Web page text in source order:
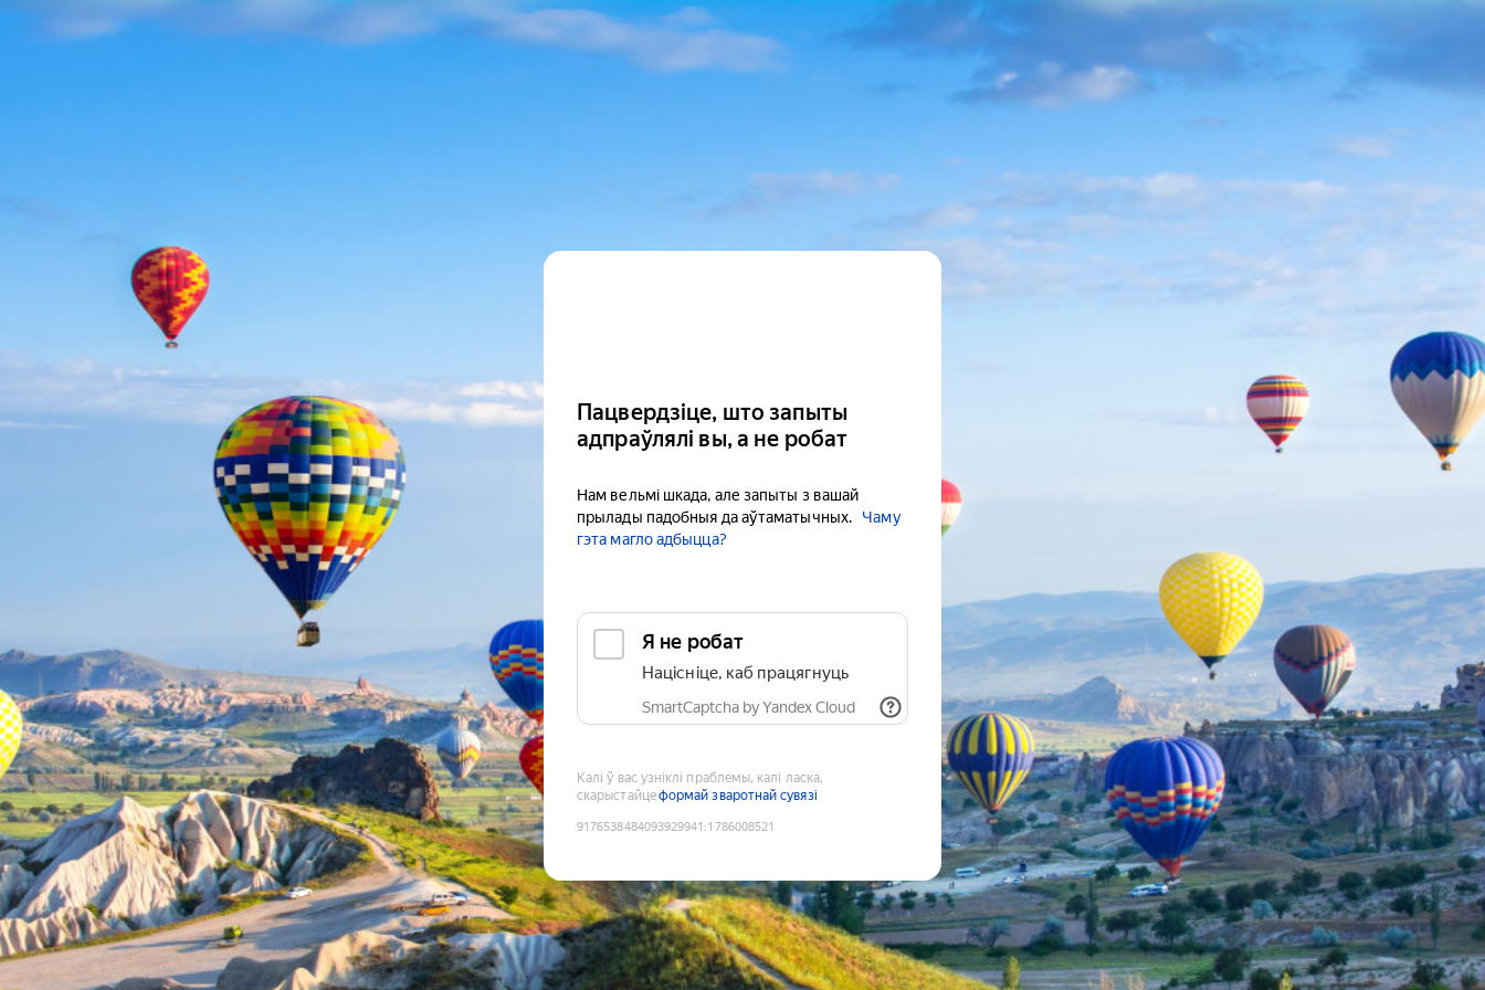
Пацвердзіце, што запыты
адпраўлялі вы, а не робат
Нам вельмі шкада, але запыты з вашай
прылады падобныя да аўтаматычных.
Чаму
гэта магло адбыцца?
Я не робат
Націсніце, каб працягнуць
SmartCaptcha by Yandex Cloud
Калі ў вас узніклі праблемы, калі ласка,
скарыстайцеформай зваротнай сувязі
9176538484093929941 :1786008521